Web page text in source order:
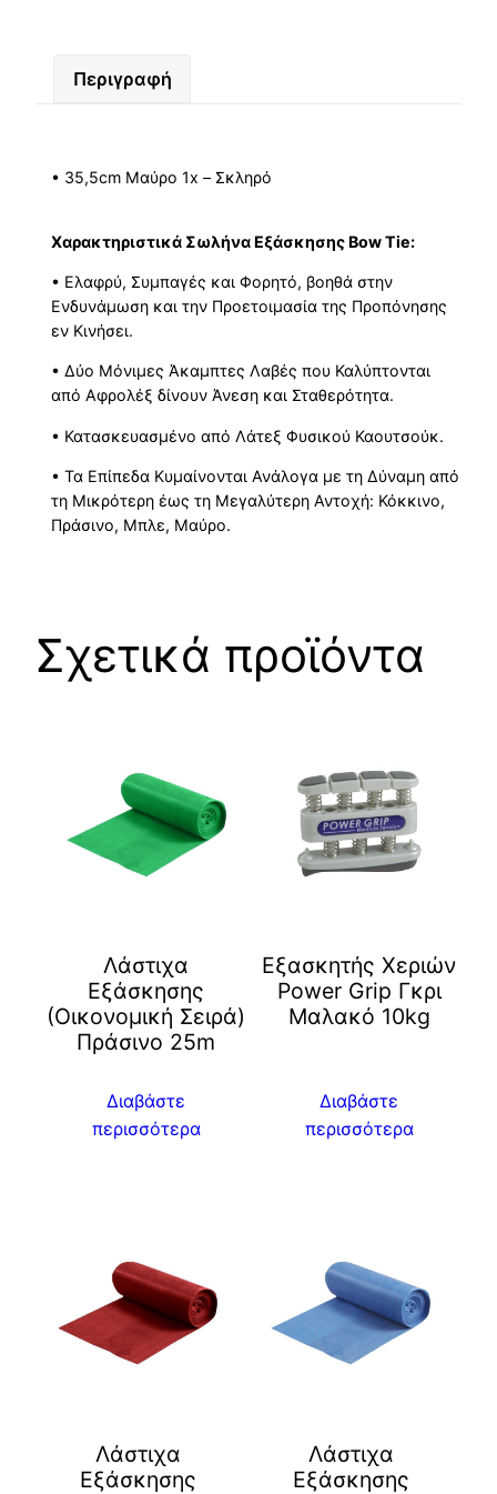
Περιγραφή
• 35,5cm Μαύρο 1x – Σκληρό
Xαρακτηριστικά Σωλήνα Εξάσκησης Bow Tie:
• Ελαφρύ, Συμπαγές και Φορητό, βοηθά στην
Ενδυνάμωση και την Προετοιμασία της Προπόνησης
εν Κινήσει.
• Δύο Μόνιμες Άκαμπτες Λαβές που Καλύπτονται
από Αφρολέξ δίνουν Άνεση και Σταθερότητα.
• Κατασκευασμένο από Λάτεξ Φυσικού Καουτσούκ.
• Τα Επίπεδα Κυμαίνονται Ανάλογα με τη Δύναμη από
τη Μικρότερη έως τη Μεγαλύτερη Αντοχή: Κόκκινο,
Πράσινο, Μπλε, Μαύρο.
Σχετικά προϊόντα
Λάστιχα
Εξάσκησης
(Οικονομική Σειρά)
Πράσινο 25m
Διαβάστε
περισσότερα
Εξασκητής Χεριών
Power Grip Γκρι
Μαλακό 10kg
Διαβάστε
περισσότερα
Λάστιχα
Εξάσκησης
Λάστιχα
Εξάσκησης